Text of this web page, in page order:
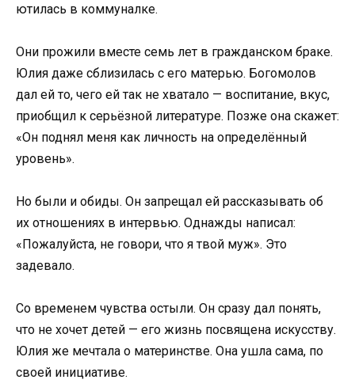
ютилась в коммуналке.
Они прожили вместе семь лет в гражданском браке.
Юлия даже сблизилась с его матерью. Богомолов
дал ей то, чего ей так не хватало — воспитание, вкус,
приобщил к серьёзной литературе. Позже она скажет:
«Он поднял меня как личность на определённый
уровень».
Но были и обиды. Он запрещал ей рассказывать об
их отношениях в интервью. Однажды написал:
«Пожалуйста, не говори, что я твой муж». Это
задевало.
Со временем чувства остыли. Он сразу дал понять,
что не хочет детей — его жизнь посвящена искусству.
Юлия же мечтала о материнстве. Она ушла сама, по
своей инициативе.